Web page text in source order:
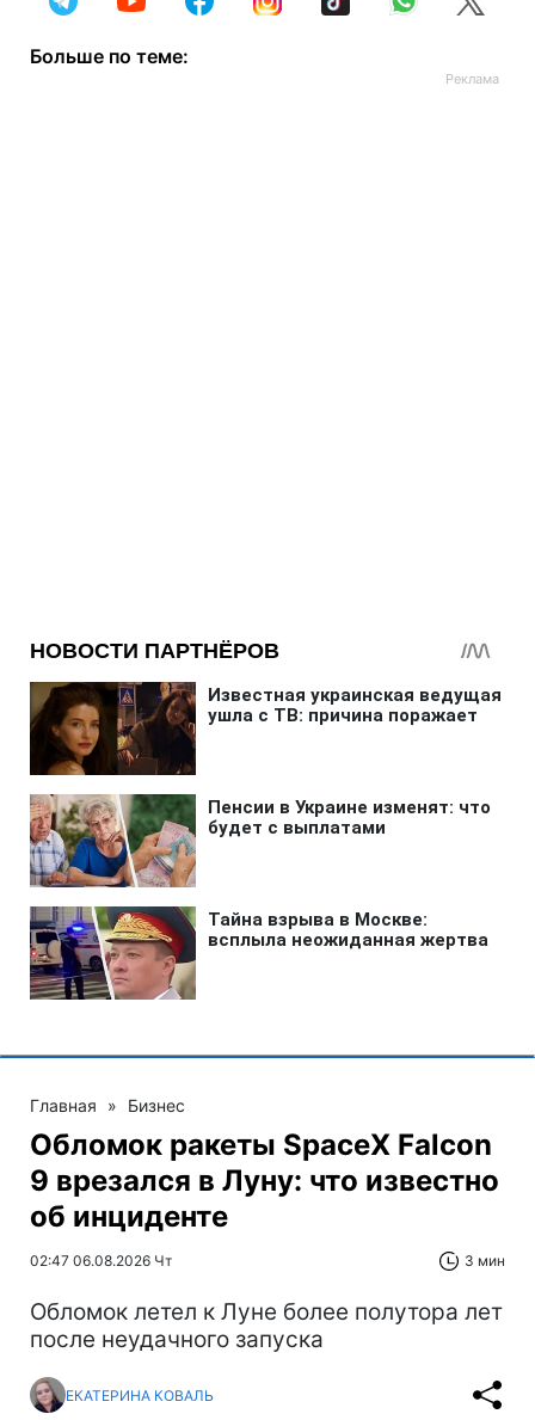
Больше по теме:
Главная » Бизнес
Обломок ракеты SpaceX Falcon
9 врезался в Луну: что известно
об инциденте
02:47 06.08.2026 Чт 3 мин
Обломок летел к Луне более полутора лет
после неудачного запуска
ЕКАТЕРИНА КОВАЛЬ